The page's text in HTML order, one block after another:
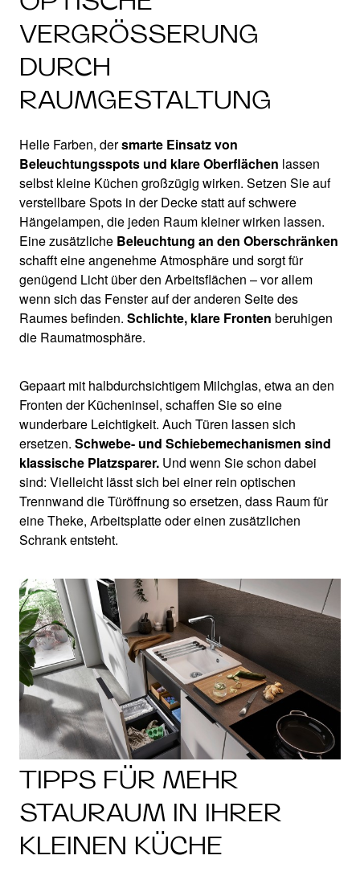
VERGRÖSSERUNG D
URCH R
AUMGESTALTUNG
Helle Farben, dersmarte Einsatz von
Beleuchtungsspots und klare Oberflächen lassen
selbst kleine Küchen großzügig wirken. Setzen Sie auf
verstellbare Spots in der Decke statt auf schwere
Hängelampen, die jeden Raum kleiner wirken lassen.
Eine zusätzliche Beleuchtung an den Oberschränken
schafft eine angenehme Atmosphäre und sorgt für
genügend Licht über den Arbeitsflächen – vor allem
wenn sich das Fenster auf der anderen Seite des
Raumes befinden. Schlichte, klare Fronten beruhigen
die Raumatmosphäre.
Gepaart mit halbdurchsichtigem Milchglas, etwa an den
Fronten der Kücheninsel, schaffen Sie so eine
wunderbare Leichtigkeit. Auch Türen lassen sich
ersetzen. Schwebe- und Schiebemechanismen sind
klassische Platzsparer. Und wenn Sie schon dabei
sind: Vielleicht lässt sich bei einer rein optischen
Trennwand die Türöffnung so ersetzen, dass Raum für
eine Theke, Arbeitsplatte oder einen zusätzlichen
Schrank entsteht.
TIPPS FÜR MEHR
STAURAUM IN IHRER
KLEINEN KÜCHE